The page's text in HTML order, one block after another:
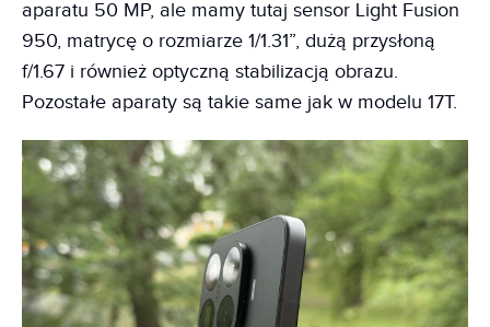
aparatu 50 MP, ale mamy tutaj sensor Light Fusion
950, matrycę o rozmiarze 1/1.31”, dużą przysłoną
f/1.67 i również optyczną stabilizacją obrazu.
Pozostałe aparaty są takie same jak w modelu 17T.